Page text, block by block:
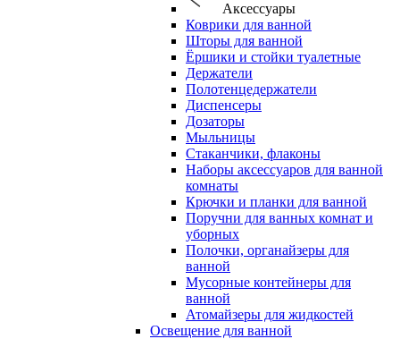
Аксессуары
Коврики для ванной
Шторы для ванной
Ёршики и стойки туалетные
Держатели
Полотенцедержатели
Диспенсеры
Дозаторы
Мыльницы
Стаканчики, флаконы
Наборы аксессуаров для ванной
комнаты
Крючки и планки для ванной
Поручни для ванных комнат и
уборных
Полочки, органайзеры для
ванной
Мусорные контейнеры для
ванной
Атомайзеры для жидкостей
Освещение для ванной